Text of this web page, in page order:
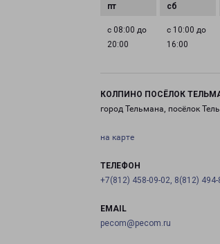
с 08:00 до
20:00
с 10:00 до
16:00
КОЛПИНО ПОСЁЛОК
город Тельмана, посёлок
на карте
ТЕЛЕФОН
+7(812) 458-09-02, 8(812) 494-
EMAIL
pecom@pecom.ru